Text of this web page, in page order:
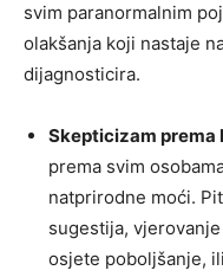
svim paranormalnim
olakšanja koji nastaje
dijagnosticira.
Skepticizam prema
prema svim
natprirodne moći.
sugestija,
osjete poboljšanje,